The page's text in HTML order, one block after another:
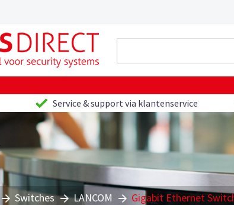
Service & support via klantenservice
Switches LANCOM Gigabit Ethernet